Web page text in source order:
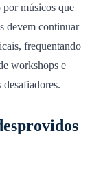
músicos que
devem continuar
frequentando
workshops e
desafiadores.